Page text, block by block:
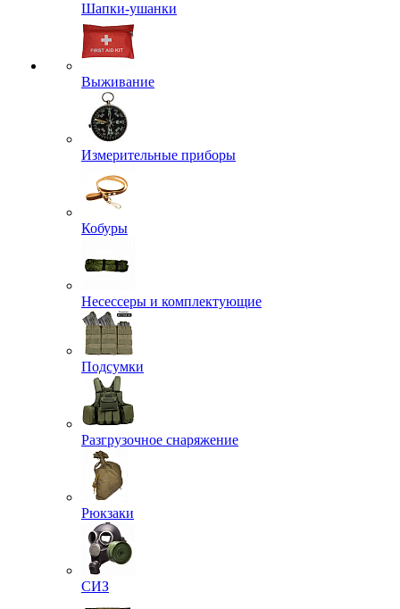
Шапки-ушанки
Выживание
Измерительные приборы
Кобуры
Несессеры и комплектующие
Подсумки
Разгрузочное снаряжение
Рюкзаки
СИЗ